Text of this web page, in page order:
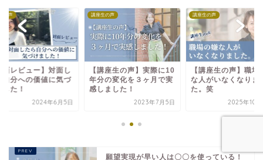
し
づ
講座生の声
【講座生の声】実際に10
年分の変化を３ヶ月で実
講座生の声
【講座生の声】職場の嫌
な人がいなくなりまし
2025年10月22日
講座生の声
【対面
たら自
願望実現が早い人は〇〇を使っている！